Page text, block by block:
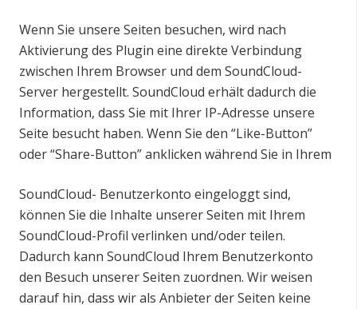
Wenn Sie unsere Seiten besuchen, wird nach
Aktivierung des Plugin eine direkte Verbindung
zwischen Ihrem Browser und dem SoundCloud-
Server hergestellt. SoundCloud erhält dadurch die
Information, dass Sie mit Ihrer IP-Adresse unsere
Seite besucht haben. Wenn Sie den “Like-Button”
oder “Share-Button” anklicken während Sie in Ihrem
SoundCloud- Benutzerkonto eingeloggt sind,
können Sie die Inhalte unserer Seiten mit Ihrem
SoundCloud-Profil verlinken und/oder teilen.
Dadurch kann SoundCloud Ihrem Benutzerkonto
den Besuch unserer Seiten zuordnen. Wir weisen
darauf hin, dass wir als Anbieter der Seiten keine